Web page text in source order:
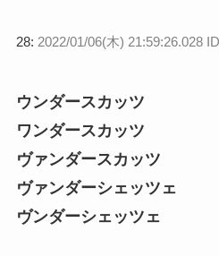
28: 2022/01/06(木) 21:59:26.028
ウンダースカッツ
ワンダースカッツ
ヴァンダースカッツ
ヴァンダーシェッツェ
ヴンダーシェッツェ